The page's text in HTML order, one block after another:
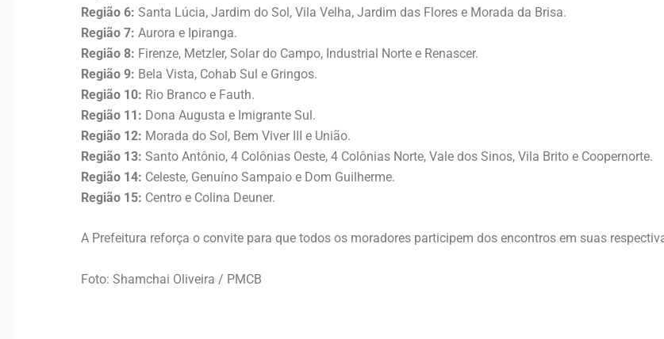
Região 6: Santa Lúcia, Jardim do Sol, Vila Velha, Jardim das Flores e Morada da Brisa.
Região 7: Aurora e Ipiranga.
Região 8: Firenze, Metzler, Solar do Campo, Industrial Norte e Renascer.
Região 9: Bela Vista, Cohab Sul e Gringos.
Região 10: Rio Branco e Fauth.
Região 11: Dona Augusta e Imigrante Sul.
Região 12: Morada do Sol, Bem Viver III e União.
Região 13: Santo Antônio, 4 Colônias Oeste, 4 Colônias Norte, Vale dos Sinos, Vila Brito e Coopernorte.
Região 14: Celeste, Genuíno Sampaio e Dom Guilherme.
Região 15: Centro e Colina Deuner.
A Prefeitura reforça o convite para que todos os moradores participem dos encontros em suas
Foto: Shamchai Oliveira / PMCB